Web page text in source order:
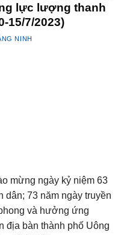
lực lượng thanh
15/7/2023)
NINH
mừng ngày kỷ niệm 63
dân; 73 năm ngày truyền
và hưởng ứng
địa bàn thành phố Uông